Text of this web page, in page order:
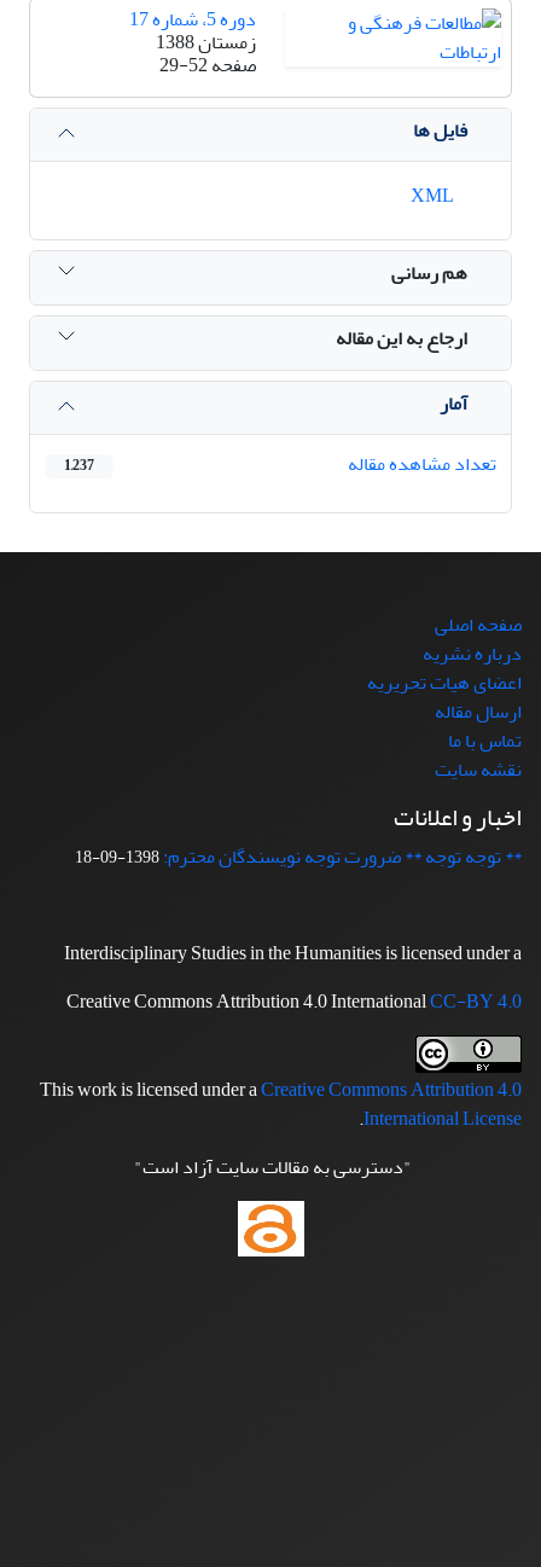
دوره 5، شماره 17
زمستان 1388
صفحه29-52
فایل ها
هم رسانی
ارجاع به این مقاله
آمار
تعداد مشاهده مقاله
1,237
صفحه اصلی
درباره نشریه
اعضای هیات تحریریه
ارسال مقاله
تماس با ما
نقشه سایت
اخبار و اعلانات
** توجه توجه ** ضرورت توجه نویسندگان محترم:1398-09-18
Interdisciplinary Studies in the Humanities is licensed under a
Creative Commons Attribution 4.0 InternationalCC-BY 4.0
This work is licensed under aCreative Commons Attribution 4.0
International License
.
"دسترسی به مقالات سایت آزاد است"